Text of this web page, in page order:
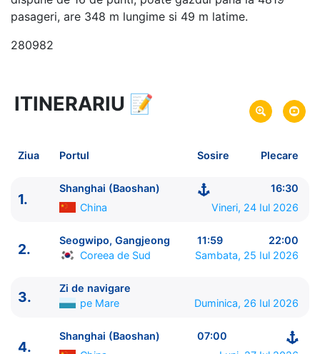
pasageri, are 348 m lungime si 49 m latime.
280982
4 zile vacanta de croaziera in
Japonia, Coreea de Sud si China -
link oferta
Plecare pe 24 Iul 2026
din Shanghai (Baoshan),
Sosire pe 27 Iul 2026in Shanghai (Baoshan), China
Spectrum of the Seas★★★★★
ITINERARIU 📝
Ziua Portul Sosire Plecare
1.
Shanghai (Baoshan)
16:30
China
Vineri, 24 Iul 2026
2.
Seogwipo, Gangjeong 11:59
22:00
Coreea de Sud
Sambata, 25 Iul 2026
3.
Zi de navigare
pe Mare
Duminica, 26 Iul 2026
4.
Shanghai (Baoshan)
07:00